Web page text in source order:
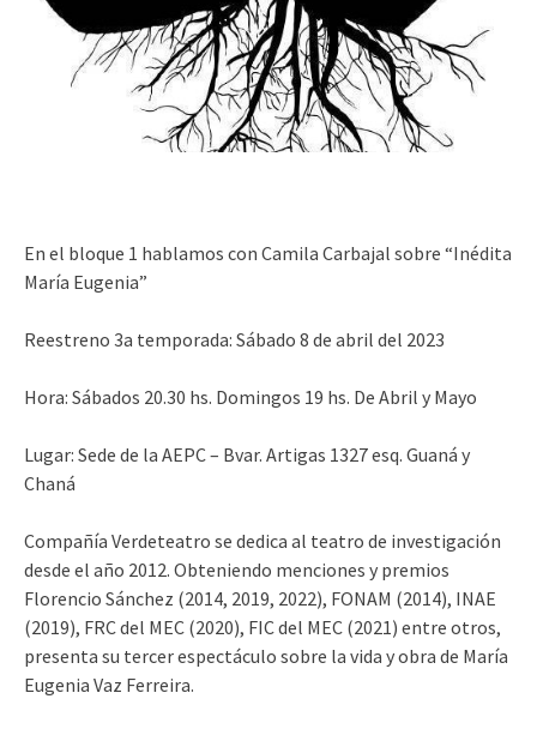
En el bloque 1 hablamos con Camila Carbajal sobre “Inédita
María Eugenia”
Reestreno 3a temporada: Sábado 8 de abril del 2023
Hora: Sábados 20.30 hs. Domingos 19 hs. De Abril y Mayo
Lugar: Sede de la AEPC – Bvar. Artigas 1327 esq. Guaná y
Chaná
Compañía Verdeteatro se dedica al teatro de investigación
desde el año 2012. Obteniendo menciones y premios
Florencio Sánchez (2014, 2019, 2022), FONAM (2014), INAE
(2019), FRC del MEC (2020), FIC del MEC (2021) entre otros,
presenta su tercer espectáculo sobre la vida y obra de María
Eugenia Vaz Ferreira.